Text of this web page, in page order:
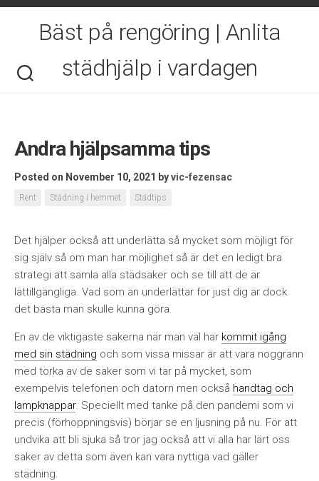
Skip
Bäst på rengöring | Anlita
städhjälp i vardagen
Andra hjälpsamma tips
Posted on November 10, 2021 byvic-fezensac
Rent Städning i hemmet Städtips
Det hjälper också att underlätta så mycket som möjligt för
sig själv så om man har möjlighet så är det en ledigt bra
strategi att samla alla städsaker och se till att de är
lättillgängliga. Vad som än underlättar för just dig är dock
det bästa man skulle kunna göra.
En av de viktigaste sakerna när man väl har kommit igång
med sin städning och som vissa missar är att vara noggrann
med torka av de saker som vi tar på mycket, som
exempelvis telefonen och datorn men också handtag och
lampknappar. Speciellt med tanke på den pandemi som vi
precis (förhoppningsvis) börjar se en ljusning på nu. För att
undvika att bli sjuka så tror jag också att vi alla har lärt oss
saker av detta som även kan vara nyttiga vad gäller
städning.